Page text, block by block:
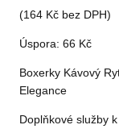
(164 Kč bez DPH)
Úspora: 66 Kč
Boxerky Kávový
Elegance
Doplňkové služby